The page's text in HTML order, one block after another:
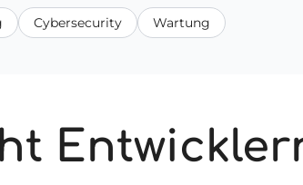
Cybersecurity Wartung